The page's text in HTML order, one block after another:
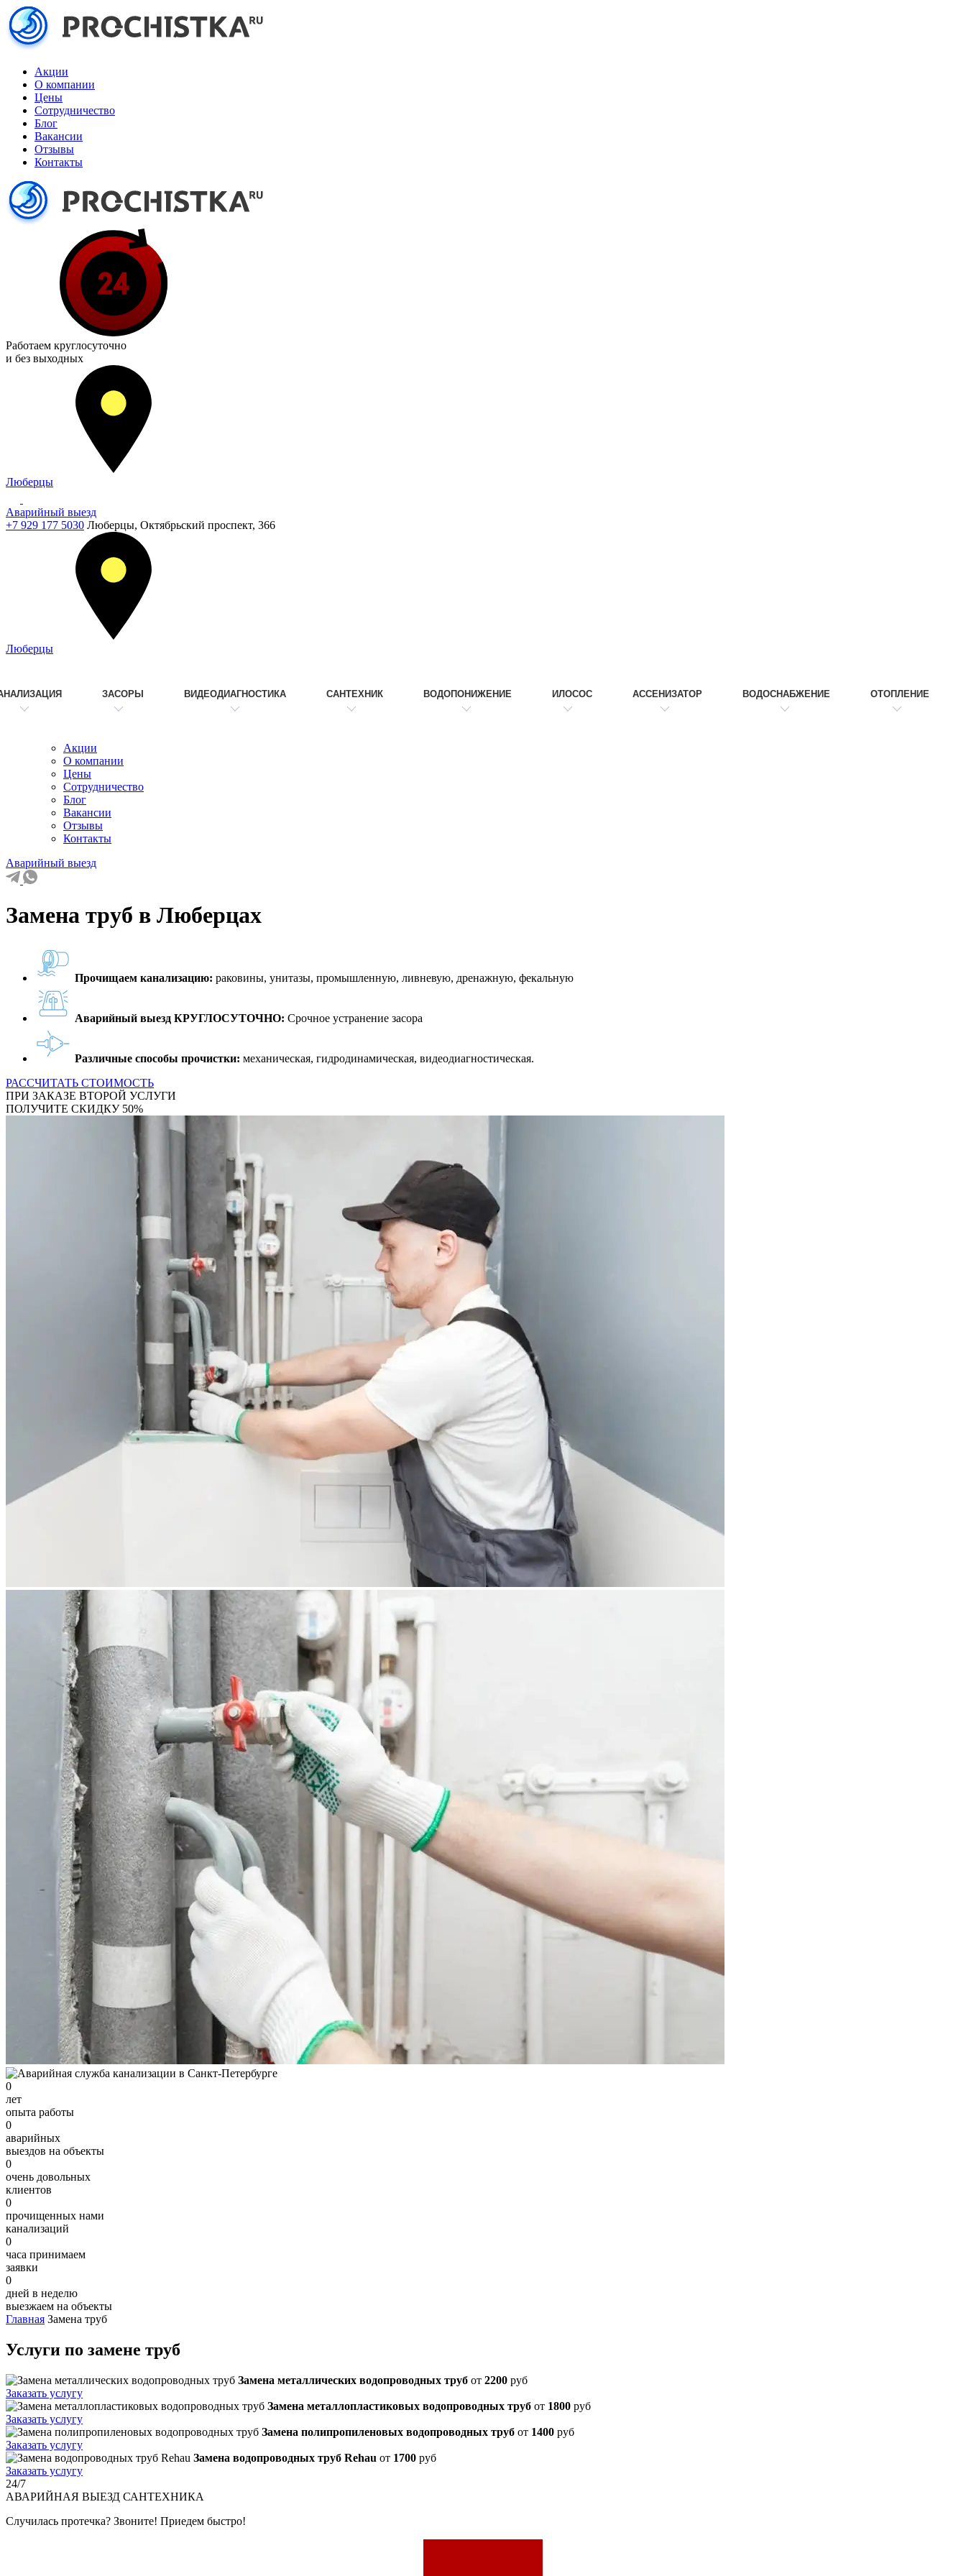
Акции
О компании
Цены
Сотрудничество
Блог
Вакансии
Отзывы
Контакты
Работаем круглосуточно
и без выходных
Люберцы
Аварийный выезд
+7 929 177 5030 Люберцы, Октябрьский проспект, 366
Люберцы
ЗАСОРЫ ВИДЕОДИАГНОСТИКА САНТЕХНИК ВОДОПОНИЖЕНИЕ ИЛОСОС АССЕНИЗАТОР ВОДОСНАБЖЕНИЕ ОТОПЛЕНИЕ
Акции
О компании
Цены
Сотрудничество
Блог
Вакансии
Отзывы
Контакты
Аварийный выезд
Замена труб в Люберцах
Прочищаем канализацию: раковины, унитазы, промышленную, ливневую, дренажную, фекальную
Аварийный выезд КРУГЛОСУТОЧНО: Срочное устранение засора
Различные способы прочистки: механическая, гидродинамическая, видеодиагностическая.
РАССЧИТАТЬ СТОИМОСТЬ
ПРИ ЗАКАЗЕ ВТОРОЙ УСЛУГИ
ПОЛУЧИТЕ СКИДКУ 50%
0
лет
опыта работы
0
аварийных
выездов на объекты
0
очень довольных
клиентов
0
прочищенных нами
канализаций
0
часа принимаем
заявки
0
дней в неделю
выезжаем на объекты
Главная Замена труб
Услуги по замене труб
Замена металлических водопроводных труб от 2200 руб
Заказать услугу
Замена металлопластиковых водопроводных труб от 1800 руб
Заказать услугу
Замена полипропиленовых водопроводных труб от 1400 руб
Заказать услугу
Замена водопроводных труб Rehau от 1700 руб
Заказать услугу
24/7
АВАРИЙНАЯ ВЫЕЗД САНТЕХНИКА
Случилась протечка? Звоните! Приедем быстро!